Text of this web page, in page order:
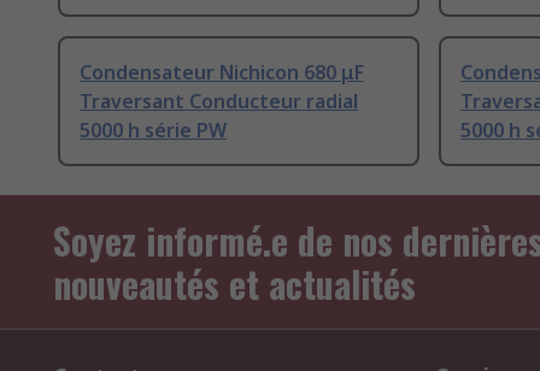
Condensateur Nichicon 680 μF
Traversant Conducteur radial
5000 h série PW
5000 h
Soyez informé.e de nos
nouveautés et actualités